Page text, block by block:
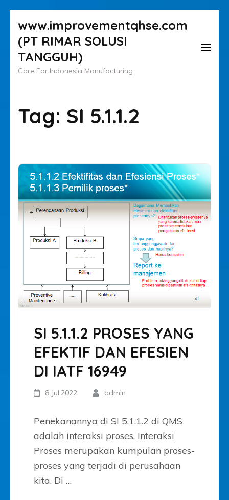
ke
konten
(Tekan
Enter)
www.improvementqhse.com
(PT RIMAR SOLUSI
TANGGUH)
Care For Indonesia Manufacturing
Tag: SI 5.1.1.2
SI 5.1.1.2 PROSES YANG
EFEKTIF DAN EFESIEN
DI IATF 16949
8 Jul,2022 admin
Penekanannya di SI 5.1.1.2 di QMS
adalah interaksi proses, Interaksi
Proses merupakan kumpulan proses-
proses yang terjadi di perusahaan
kita. Di …